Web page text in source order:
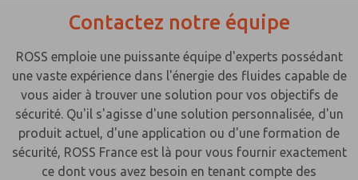
Contactez notre équipe
ROSS emploie une puissante équipe d'experts possédant
une vaste expérience dans l'énergie des fluides capable de
vous aider à trouver une solution pour vos objectifs de
sécurité. Qu'il s'agisse d'une solution personnalisée, d'un
produit actuel, d'une application ou d'une formation de
sécurité, ROSS France est là pour vous fournir exactement
ce dont vous avez besoin en tenant compte des